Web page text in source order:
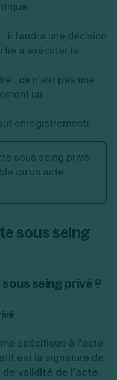
il faudra une décision
à exécuter le
: ce n’est pas une
un
enregistrement).
sous seing privé
qu’un acte
sous seing
seing privé ?
spécifique à l’acte
est la signature de
validité de l’acte